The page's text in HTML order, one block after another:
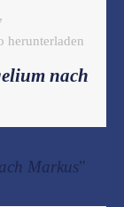
herunterladen
nach
Markus"